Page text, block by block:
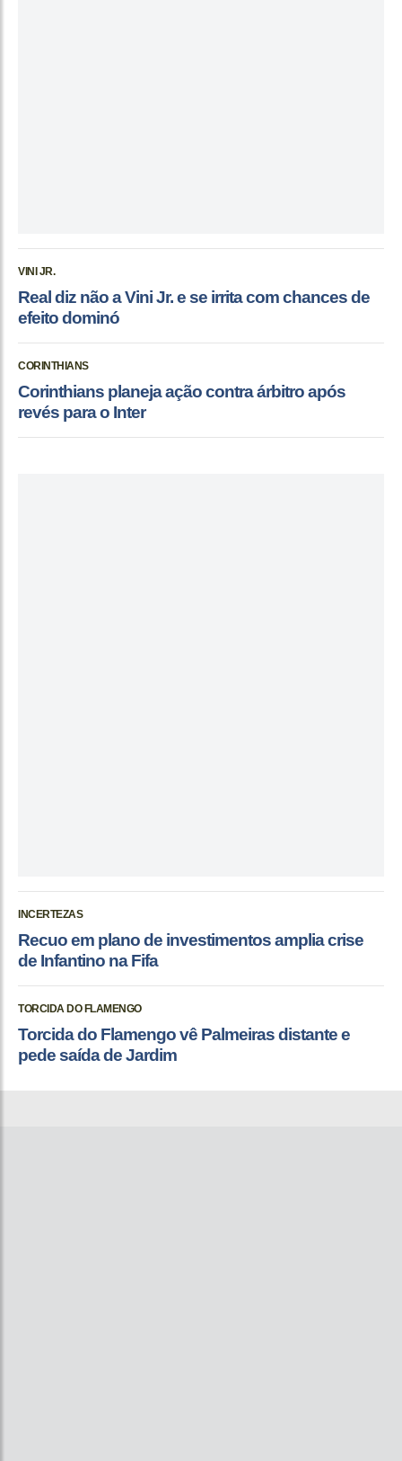
VINI JR.
Real diz não a Vini Jr. e se irrita com chances de
efeito dominó
CORINTHIANS
Corinthians planeja ação contra árbitro após
revés para o Inter
INCERTEZAS
Recuo em plano de investimentos amplia crise
de Infantino na Fifa
TORCIDA DO FLAMENGO
Torcida do Flamengo vê Palmeiras distante e
pede saída de Jardim